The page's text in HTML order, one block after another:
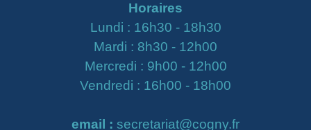
Horaires
Lundi : 16h30 - 18h30
Mardi : 8h30 - 12h00
Mercredi : 9h00 - 12h00
Vendredi : 16h00 - 18h00
email : secretariat@cogny.fr